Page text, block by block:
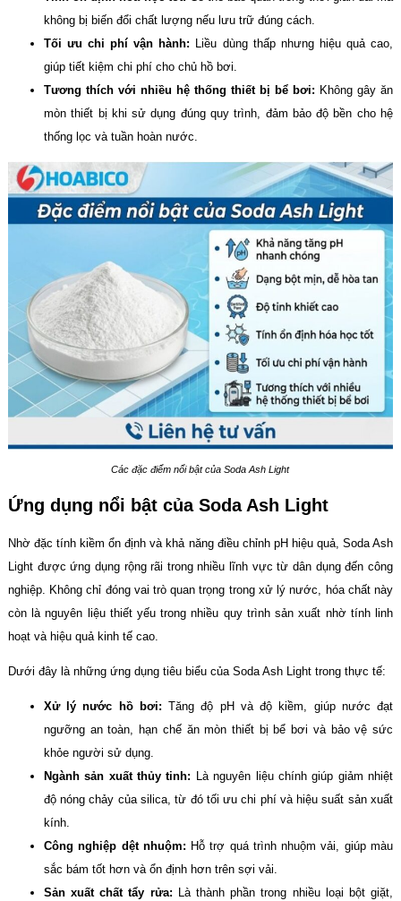
không bị biến đổi chất lượng nếu lưu trữ đúng cách.
Tối ưu chi phí vận hành: Liều dùng thấp nhưng hiệu quả cao,
giúp tiết kiệm chi phí cho chủ hồ bơi.
Tương thích với nhiều hệ thống thiết bị bể bơi: Không gây ăn
mòn thiết bị khi sử dụng đúng quy trình, đảm bảo độ bền cho hệ
thống lọc và tuần hoàn nước.
Các đặc điểm nổi bật của Soda Ash Light
Ứng dụng nổi bật của Soda Ash Light
Nhờ đặc tính kiềm ổn định và khả năng điều chỉnh pH hiệu quả, Soda Ash
Light được ứng dụng rộng rãi trong nhiều lĩnh vực từ dân dụng đến công
nghiệp. Không chỉ đóng vai trò quan trọng trong xử lý nước, hóa chất này
còn là nguyên liệu thiết yếu trong nhiều quy trình sản xuất nhờ tính linh
hoạt và hiệu quả kinh tế cao.
Dưới đây là những ứng dụng tiêu biểu của Soda Ash Light trong thực tế:
Xử lý nước hồ bơi: Tăng độ pH và độ kiềm, giúp nước đạt
ngưỡng an toàn, hạn chế ăn mòn thiết bị bể bơi và bảo vệ sức
khỏe người sử dụng.
Ngành sản xuất thủy tinh: Là nguyên liệu chính giúp giảm nhiệt
độ nóng chảy của silica, từ đó tối ưu chi phí và hiệu suất sản xuất
kính.
Công nghiệp dệt nhuộm: Hỗ trợ quá trình nhuộm vải, giúp màu
sắc bám tốt hơn và ổn định hơn trên sợi vải.
Sản xuất chất tẩy rửa: Là thành phần trong nhiều loại bột giặt,